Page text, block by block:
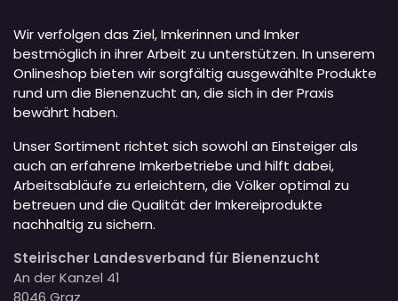
Wir verfolgen das Ziel, Imkerinnen und Imker
bestmöglich in ihrer Arbeit zu unterstützen. In unserem
Onlineshop bieten wir sorgfältig ausgewählte Produkte
rund um die Bienenzucht an, die sich in der Praxis
bewährt haben.
Unser Sortiment richtet sich sowohl an Einsteiger als
auch an erfahrene Imkerbetriebe und hilft dabei,
Arbeitsabläufe zu erleichtern, die Völker optimal zu
betreuen und die Qualität der Imkereiprodukte
nachhaltig zu sichern.
Steirischer Landesverband für Bienenzucht
An der Kanzel 41